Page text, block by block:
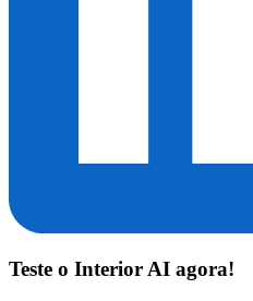
Teste o Interior AI agora!